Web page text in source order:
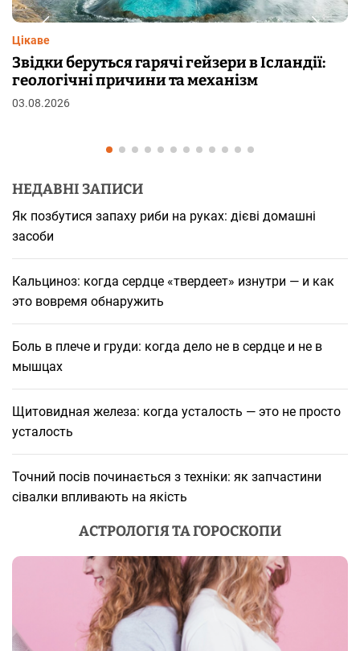
Цікаве
Чому від переляку з’являються мурашки на
шкірі: фізіологія пілоерекції
29.07.2026
НЕДАВНІ ЗАПИСИ
Як позбутися запаху риби на руках: дієві домашні
засоби
Кальциноз: когда сердце «твердеет» изнутри — и как
это вовремя обнаружить
Боль в плече и груди: когда дело не в сердце и не в
мышцах
Щитовидная железа: когда усталость — это не просто
усталость
Точний посів починається з техніки: як запчастини
сівалки впливають на якість
АСТРОЛОГІЯ ТА ГОРОСКОПИ